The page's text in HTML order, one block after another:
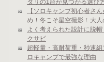
タリの1台が見つかる選び
【ソロキャンプ初心者さ
め！冬こそ星空撮影！大
よく考えられた設計に脱帽
クサビ
超軽量・高耐荷重・秒速
ロキャンプで最強な理由